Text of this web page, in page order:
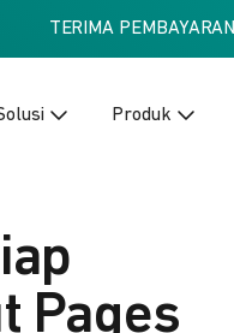
TERIMA PEMBAYARAN
Produk
Pages